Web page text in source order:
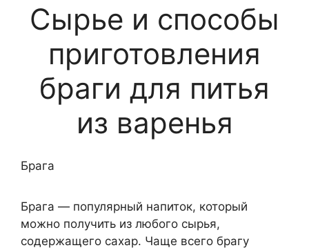
Сырье и способы
приготовления
браги для питья
из варенья
Брага
Брага — популярный напиток, который
можно получить из любого сырья,
содержащего сахар. Чаще всего брагу